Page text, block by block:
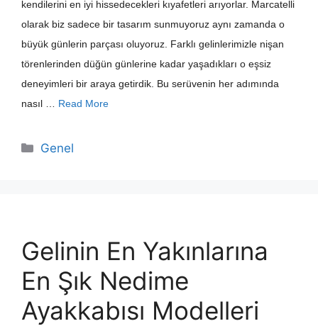
kendilerini en iyi hissedecekleri kıyafetleri arıyorlar. Marcatelli
olarak biz sadece bir tasarım sunmuyoruz aynı zamanda o
büyük günlerin parçası oluyoruz. Farklı gelinlerimizle nişan
törenlerinden düğün günlerine kadar yaşadıkları o eşsiz
deneyimleri bir araya getirdik. Bu serüvenin her adımında
nasıl … Read More
Kategoriler
Genel
Gelinin En Yakınlarına
En Şık Nedime
Ayakkabısı Modelleri